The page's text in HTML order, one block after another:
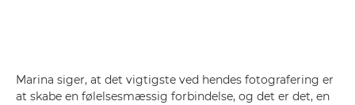
Marina siger, at det vigtigste ved hendes fotografering er
at skabe en følelsesmæssig forbindelse, og det er det, en